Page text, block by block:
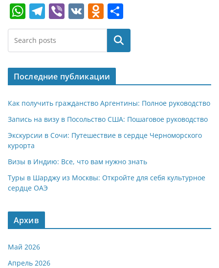
W
h
at
s
A
p
p
T
el
e
gr
a
m
Vi
b
V
K
O
d
o
kl
a
ss
ni
ki
т
п
р
в
и
т
ь
Поиск
Последние публикации
Как получить гражданство Аргентины: Полное руководство
Запись на визу в Посольство США: Пошаговое руководство
Экскурсии в Сочи: Путешествие в сердце Черноморского
курорта
Визы в Индию: Все, что вам нужно знать
Туры в Шарджу из Москвы: Откройте для себя культурное
сердце ОАЭ
Архив
Май 2026
Апрель 2026